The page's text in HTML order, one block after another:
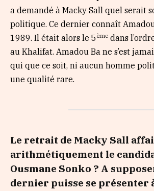
a demandé à Macky Sall quel serait
politique. Ce dernier connaît
1989. Il était alors le 5ème dans
au Khalifat. Amadou Ba ne s’est
qui que ce soit, ni aucun homme
une qualité rare.
Le retrait de Macky Sall
arithmétiquement le
Ousmane Sonko ? A
dernier puisse se présenter